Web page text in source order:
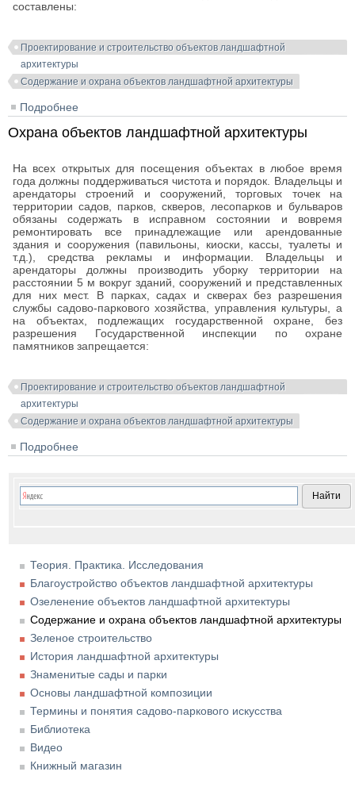
составлены:
Проектирование и строительство объектов ландшафтной
архитектуры
Содержание и охрана объектов ландшафтной архитектуры
Подробнее
благоустройства на объекте
Охрана объектов ландшафтной архитектуры
На всех открытых для посещения объектах в любое время
года должны поддерживаться чистота и порядок. Владельцы и
арендаторы строений и сооружений, торговых точек на
территории садов, парков, скверов, лесопарков и бульваров
обязаны содержать в исправном состоянии и вовремя
ремонтировать все принадлежащие или арендованные
здания и сооружения (павильоны, киоски, кассы, туалеты и
т.д.), средства рекламы и информации. Владельцы и
арендаторы должны производить уборку территории на
расстоянии 5 м вокруг зданий, сооружений и представленных
для них мест. В парках, садах и скверах без разрешения
службы садово-паркового хозяйства, управления культуры, а
на объектах, подлежащих государственной охране, без
разрешения Государственной инспекции по охране
памятников запрещается:
Проектирование и строительство объектов ландшафтной
архитектуры
Содержание и охрана объектов ландшафтной архитектуры
Подробнее
Теория. Практика. Исследования
Благоустройство объектов ландшафтной архитектуры
Озеленение объектов ландшафтной архитектуры
Содержание и охрана объектов ландшафтной архитектуры
Зеленое строительство
История ландшафтной архитектуры
Знаменитые сады и парки
Основы ландшафтной композиции
Термины и понятия садово-паркового искусства
Библиотека
Видео
Книжный магазин